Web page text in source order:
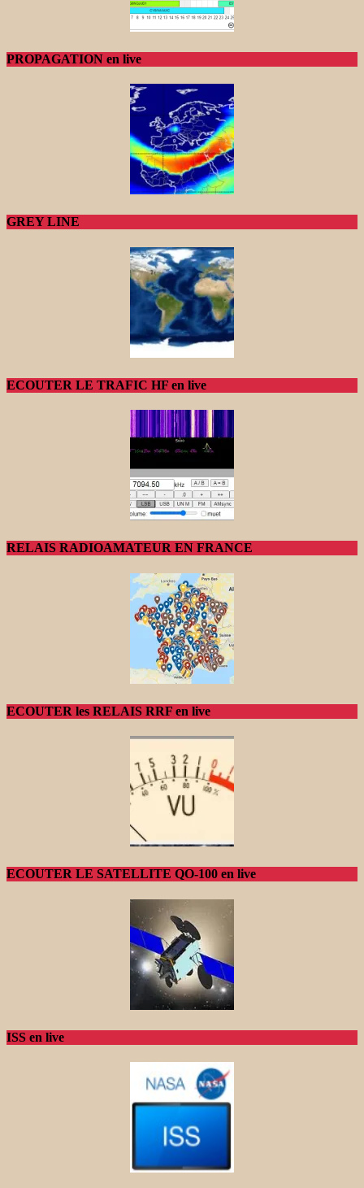
PROPAGATION en live
GREY LINE
ECOUTER LE TRAFIC HF en live
RELAIS RADIOAMATEUR EN FRANCE
ECOUTER les RELAIS RRF en live
ECOUTER LE SATELLITE QO-100 en live
ISS en live